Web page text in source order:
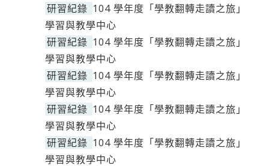
研習紀錄 104 學年度「學教翻轉走讀之旅」
學習與教學中心
研習紀錄 104 學年度「學教翻轉走讀之旅」
學習與教學中心
研習紀錄 104 學年度「學教翻轉走讀之旅」
學習與教學中心
研習紀錄 104 學年度「學教翻轉走讀之旅」
學習與教學中心
研習紀錄 104 學年度「學教翻轉走讀之旅」
學習與教學中心